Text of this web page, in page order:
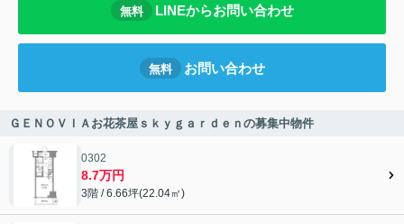
無料 LINEからお問い合わせ
無料 お問い合わせ
ＧＥＮＯＶＩＡお花茶屋ｓｋｙｇａｒｄｅｎの募集中物件
0302
8.7万円
3階 / 6.66坪(22.04㎡)